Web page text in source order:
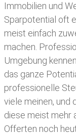
Immobilien und
Sparpotential oft
meist einfach
machen.
Umgebung
das ganze
professionelle
viele meinen, und
diese meist mehr
Offerten noch